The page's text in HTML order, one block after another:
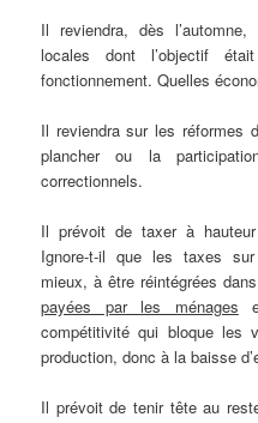
Il reviendra, dès
locales dont l’objectif
fonctionnement. Quelles
Il reviendra sur les réformes
plancher ou la
correctionnels.
Il prévoit de taxer à
Ignore-t-il que les taxes
mieux, à être réintégrées
payées par les ménages
compétitivité qui bloque les
production, donc à la baisse
Il prévoit de tenir tête au